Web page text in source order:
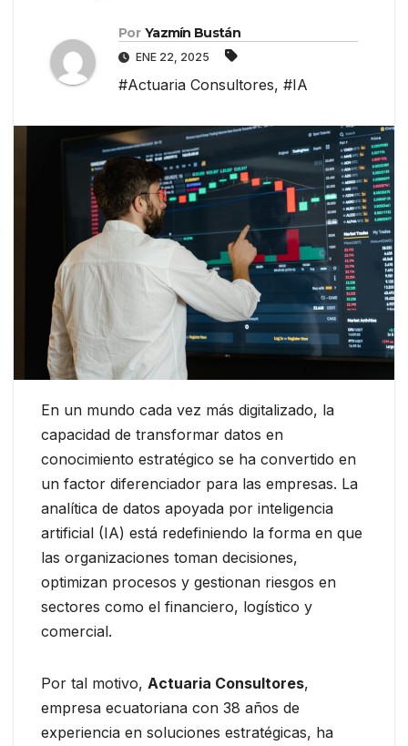
Por Yazmín Bustán
ENE 22, 2025
#Actuaria Consultores, #IA
En un mundo cada vez más digitalizado, la
capacidad de transformar datos en
conocimiento estratégico se ha convertido en
un factor diferenciador para las empresas. La
analítica de datos apoyada por inteligencia
artificial (IA) está redefiniendo la forma en que
las organizaciones toman decisiones,
optimizan procesos y gestionan riesgos en
sectores como el financiero, logístico y
comercial.
Por tal motivo, Actuaria Consultores,
empresa ecuatoriana con 38 años de
experiencia en soluciones estratégicas, ha